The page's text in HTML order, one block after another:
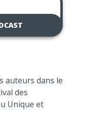
auteurs dans le
des
Unique et